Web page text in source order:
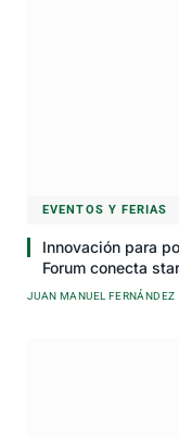
EVENTOS Y FERIAS
Innovación para
Forum conecta
JUAN MANUEL FERNÁNDEZ